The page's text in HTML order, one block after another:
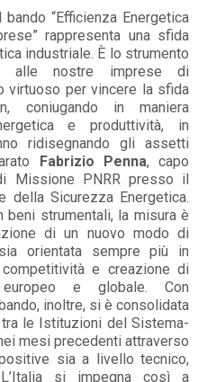
“Efficienza Energetica
rappresenta una sfida
industriale. È lo strumento
alle nostre imprese di
virtuoso per vincere la sfida
coniugando in maniera
e produttività, in
ridisegnando gli assetti
Fabrizio Penna, capo
Missione PNRR presso il
della Sicurezza Energetica.
beni strumentali, la misura è
di un nuovo modo di
orientata sempre più in
competitività e creazione di
e globale. Con
inoltre, si è consolidata
le Istituzioni del Sistema-
mesi precedenti attraverso
sia a livello tecnico,
si impegna così a